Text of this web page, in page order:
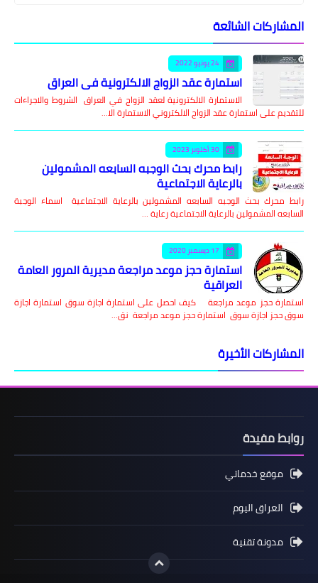
المشاركات الشائعة
24 يونيو 2022
استمارة عقد الزواج الالكترونية في العراق
الاستمارة الالكترونية لعقد الزواج في العراق الشروط والاجراءات
للتقديم على استمارة عقد الزواج الالكتروني الاستمارة الا…
30 أكتوبر 2023
رابط محرك بحث الوجبه السابعه المشمولين
بالرعاية الاجتماعية
رابط محرك بحث الوجبه السابعه المشمولين بالرعاية الاجتماعية اسماء الوجبة
السابعه المشمولين بالرعاية الاجتماعية رعاية …
17 ديسمبر 2020
استمارة حجز موعد مراجعة مديرية المرور العامة
العراقية
استمارة حجز موعد مراجعة كيف احصل على استمارة اجازة سوق استمارة اجازة
سوق حجز اجازة سوق استمارة حجز موعد مراجعة نق…
المشاركات الأخيرة
روابط مفيدة
موقع خدماتي
العراق اليوم
مدونة تقنية